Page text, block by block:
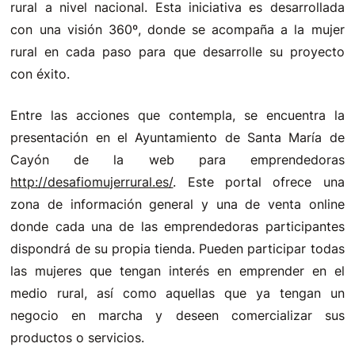
rural a nivel nacional. Esta iniciativa es desarrollada
con una visión 360º, donde se acompaña a la mujer
rural en cada paso para que desarrolle su proyecto
con éxito.
Entre las acciones que contempla, se encuentra la
presentación en el Ayuntamiento de Santa María de
Cayón de la web para emprendedoras
http://desafiomujerrural.es/. Este portal ofrece una
zona de información general y una de venta online
donde cada una de las emprendedoras participantes
dispondrá de su propia tienda. Pueden participar todas
las mujeres que tengan interés en emprender en el
medio rural, así como aquellas que ya tengan un
negocio en marcha y deseen comercializar sus
productos o servicios.